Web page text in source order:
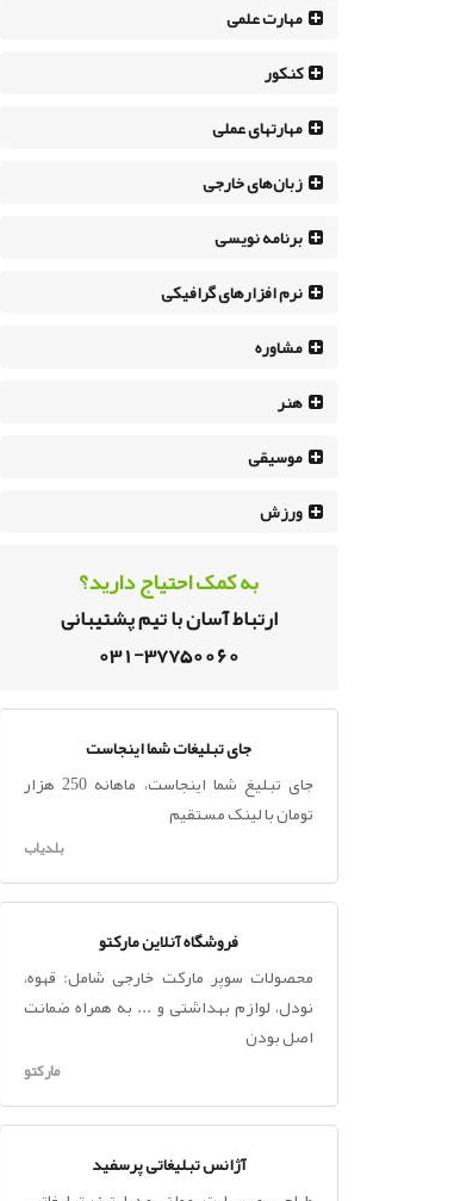
مهارت علمی
کنکور
مهارتهای عملی
زبان‌های خارجی
برنامه نویسی
نرم افزار‌های گرافیکی
مشاوره
هنر
موسیقی
ورزش
به کمک احتیاج دارید؟
ارتباط آسان با تیم پشتیبانی
031-37750060
جای تبلیغات شما اینجاست
جای تبلیغ شما اینجاست، ماهانه 250 هزار
تومان با لینک مستقیم
بلدیاب
فروشگاه آنلاین مارکتو
محصولات سوپر مارکت خارجی شامل: قهوه،
نودل، لوازم بهداشتی و ... به همراه ضمانت
اصل بودن
مارکتو
آژانس تبلیغاتی پرسفید